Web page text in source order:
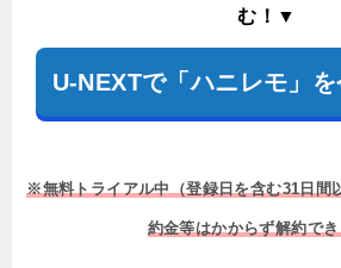
む！▼
U-NEXTで「ハニレモ」
※無料トライアル中（登録日を含む31日間
約金等はかからず解約で